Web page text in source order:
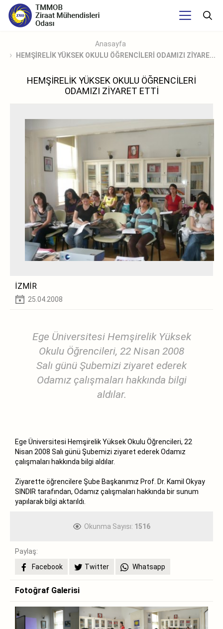
Anasayfa
HEMŞİRELİK YÜKSEK OKULU ÖĞRENCİLERİ ODAMIZI ZİYARE...
HEMŞİRELİK YÜKSEK OKULU ÖĞRENCİLERİ
ODAMIZI ZİYARET ETTİ
İZMİR
25.04.2008
Ege Üniversitesi Hemşirelik Yüksek
Okulu Öğrencileri, 22 Nisan 2008
Salı günü Şubemizi ziyaret ederek
Odamız çalışmaları hakkında bilgi
aldılar.
Ege Üniversitesi Hemşirelik Yüksek Okulu Öğrencileri, 22
Nisan 2008 Salı günü Şubemizi ziyaret ederek Odamız
çalışmaları hakkında bilgi aldılar.
Ziyarette öğrencilere Şube Başkanımız Prof. Dr. Kamil Okyay
SINDIR tarafından, Odamız çalışmaları hakkında bir sunum
yapılarak bilgi aktarıldı.
Okunma Sayısı: 1516
Paylaş:
Facebook
Twitter Whatsapp
Fotoğraf Galerisi